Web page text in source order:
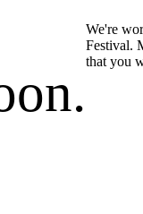
We're
Festival.
that you